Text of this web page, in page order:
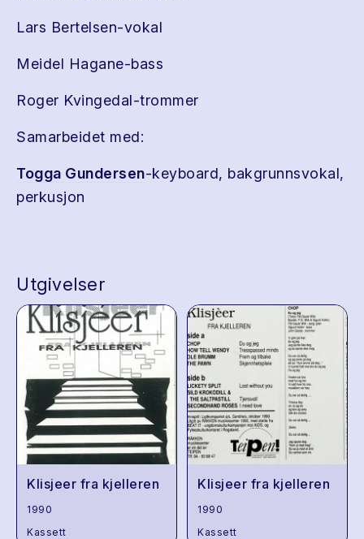
Lars Bertelsen-vokal
Meidel Hagane-bass
Roger Kvingedal-trommer
Samarbeidet med:
Togga Gundersen-keyboard, bakgrunnsvokal,
perkusjon
Utgivelser
Klisjeer fra kjelleren
1990
Kassett
Klisjeer fra kjelleren
1990
Kassett